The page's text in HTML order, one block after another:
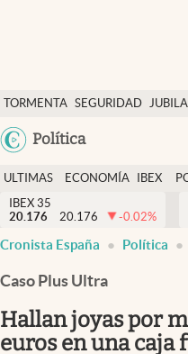
TORMENTA SEGURIDAD
Política
Economía y finanzas
Política
Actualidad
Criptomonedas
España
ULTIMAS
NOTICIAS
ECONOMÍA
FINANZAS
IBEX
EURO
IBEX 35
20.176
20.176 -0.02%
Cronista España Política
Caso Plus Ultra
Hallan joyas por
euros en una caja